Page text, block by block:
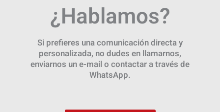
¿Hablamos?
Si prefieres una comunicación directa y
personalizada, no dudes en llamarnos,
enviarnos un e-mail o contactar a través de
WhatsApp.